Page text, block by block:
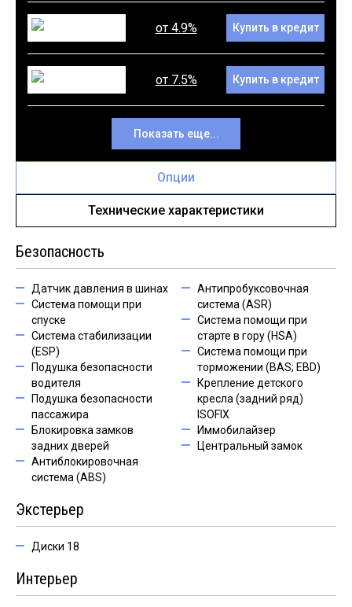
от 4.9% Купить в кредит
от 7.5% Купить в кредит
Показать еще...
Опции
Технические характеристики
Безопасность
Датчик давления в шинах
Система помощи при
спуске
Система стабилизации
(ESP)
Подушка безопасности
водителя
Подушка безопасности
пассажира
Блокировка замков
задних дверей
Антиблокировочная
система (ABS)
Антипробуксовочная
система (ASR)
Система помощи при
старте в гору (HSA)
Система помощи при
торможении (BAS; EBD)
Крепление детского
кресла (задний ряд)
ISOFIX
Иммобилайзер
Центральный замок
Экстерьер
Диски 18
Интерьер